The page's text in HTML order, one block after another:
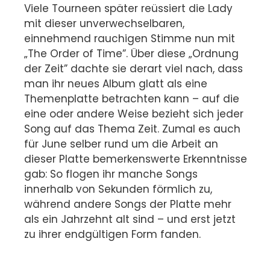
Viele Tourneen später reüssiert die Lady
mit dieser unverwechselbaren,
einnehmend rauchigen Stimme nun mit
„The Order of Time”. Über diese „Ordnung
der Zeit” dachte sie derart viel nach, dass
man ihr neues Album glatt als eine
Themenplatte betrachten kann – auf die
eine oder andere Weise bezieht sich jeder
Song auf das Thema Zeit. Zumal es auch
für June selber rund um die Arbeit an
dieser Platte bemerkenswerte Erkenntnisse
gab: So flogen ihr manche Songs
innerhalb von Sekunden förmlich zu,
während andere Songs der Platte mehr
als ein Jahrzehnt alt sind – und erst jetzt
zu ihrer endgültigen Form fanden.